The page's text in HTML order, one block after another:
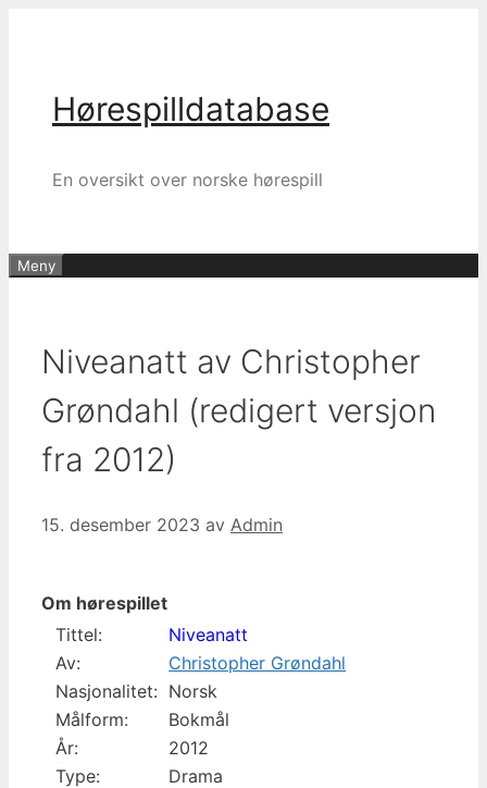
Hørespilldatabase
En oversikt over norske hørespill
Meny
Niveanatt av Christopher
Grøndahl (redigert versjon
fra 2012)
15. desember 2023 av Admin
Om hørespillet
Tittel:
Niveanatt
Av:
Christopher Grøndahl
Nasjonalitet: Norsk
Målform:
Bokmål
År:
2012
Type:
Drama